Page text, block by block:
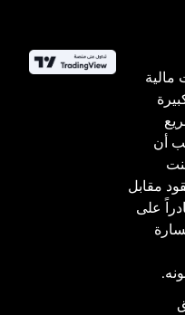
مالية
أن
مقابل
على